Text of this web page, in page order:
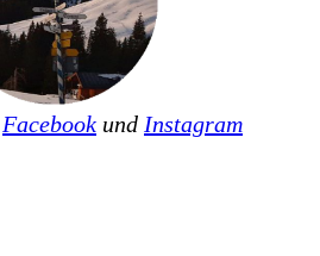
Facebook und Instagram